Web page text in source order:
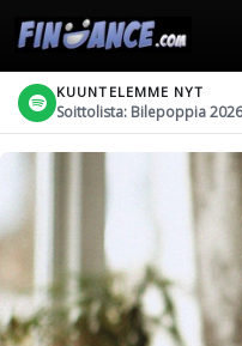
KUUNTELEMME NYT
Soittolista: Bilepoppia